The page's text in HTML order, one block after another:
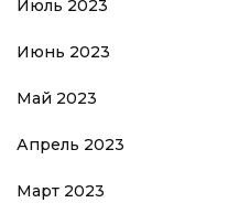
Июль 2023
Июнь 2023
Май 2023
Апрель 2023
Март 2023